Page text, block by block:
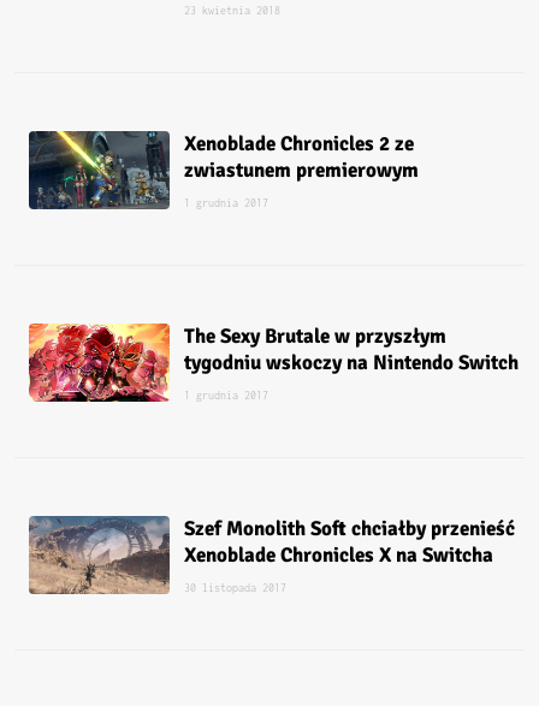
23 kwietnia 2018
Xenoblade Chronicles 2 ze
zwiastunem premierowym
1 grudnia 2017
The Sexy Brutale w przyszłym
tygodniu wskoczy na Nintendo Switch
1 grudnia 2017
Szef Monolith Soft chciałby przenieść
Xenoblade Chronicles X na Switcha
30 listopada 2017